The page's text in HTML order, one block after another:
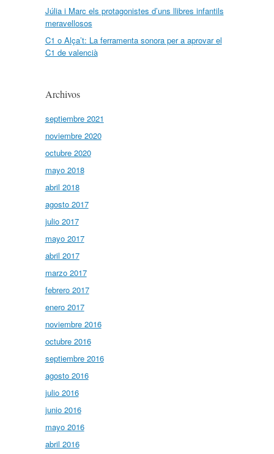
Júlia i Marc els protagonistes d’uns llibres infantils
meravellosos
C1 o Alça’t: La ferramenta sonora per a aprovar el
C1 de valencià
Archivos
septiembre 2021
noviembre 2020
octubre 2020
mayo 2018
abril 2018
agosto 2017
julio 2017
mayo 2017
abril 2017
marzo 2017
febrero 2017
enero 2017
noviembre 2016
octubre 2016
septiembre 2016
agosto 2016
julio 2016
junio 2016
mayo 2016
abril 2016